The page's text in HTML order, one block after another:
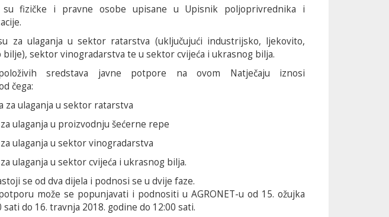
su fizičke i pravne osobe upisane u Upisnik poljoprivrednika i
za ulaganja u sektor ratarstva (uključujući industrijsko, ljekovito,
bilje), sektor vinogradarstva te u sektor cvijeća i ukrasnog bilja.
sredstava javne potpore na ovom Natječaju iznosi
čega:
za ulaganja u sektor ratarstva
ulaganja u proizvodnju šećerne repe
ulaganja u sektor vinogradarstva
ulaganja u sektor cvijeća i ukrasnog bilja.
se od dva dijela i podnosi se u dvije faze.
može se popunjavati i podnositi u AGRONET-u od 15. ožujka
sati do 16. travnja 2018. godine do 12:00 sati.